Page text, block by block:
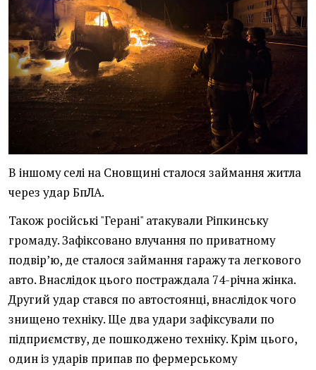
В іншому селі на Сновщині сталося займання житла
через удар БпЛА.
Також російські "Герані" атакували Ріпкинську
громаду. Зафіксовано влучання по приватному
подвірʼю, де сталося займання гаражу та легкового
авто. Внаслідок цього постраждала 74-річна жінка.
Другий удар стався по автостоянці, внаслідок чого
знищено техніку. Ще два удари зафіксували по
підприємству, де пошкоджено техніку. Крім цього,
один із ударів припав по фермерському